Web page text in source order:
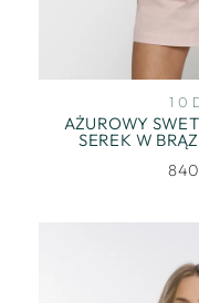
AŻUROWY
SEREK W